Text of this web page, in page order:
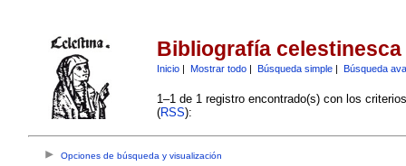
Bibliografía celestinesca
Inicio| Mostrar todo| Búsqueda simple| Búsqueda
1–1 de 1 registro encontrado(s) con los
(RSS):
Opciones de búsqueda y visualización